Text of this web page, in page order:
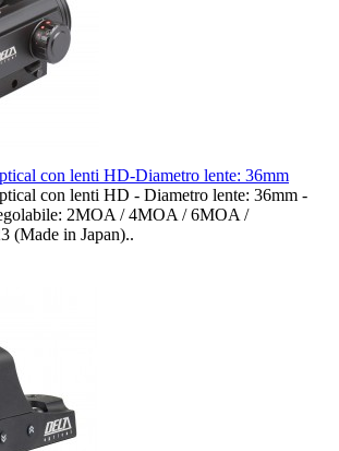
con lenti HD-Diametro lente: 36mm
con lenti HD - Diametro lente: 36mm -
2MOA / 4MOA / 6MOA /
(Made in Japan)..